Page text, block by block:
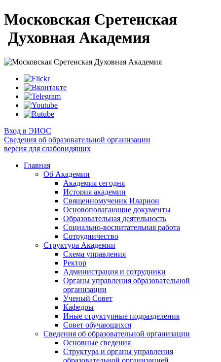
Московская Сретенская
Духовная Академия
Вход в ЭИОС
Сведения об образовательной организации
версия для слабовидящих
Главная
Об Академии
Академия сегодня
История академии
Священномученик Иларион
Основополагающие документы
Образовательная деятельность
Социально-воспитательная работа
Сотрудничество
Структура Академии
Схема управления
Ректор
Администрация и сотрудники
Органы управления образовательной
организации
Ученый Совет
Кафедры
Иные структурные подразделения
Совет обучающихся
Сведения об образовательной организации
Основные сведения
Структура и органы управления
образовательной организацией